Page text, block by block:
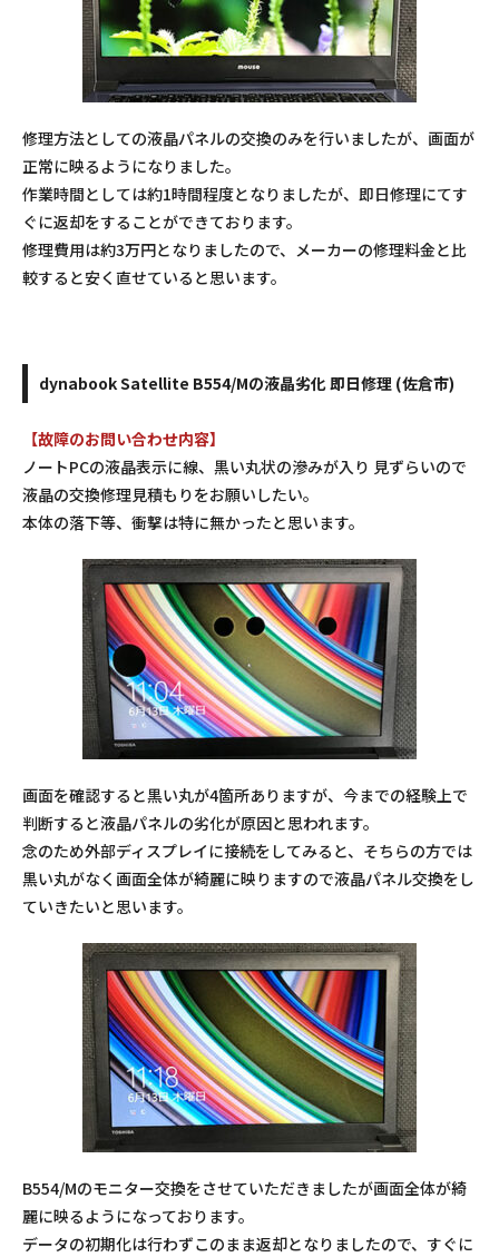
修理方法としての液晶パネルの交換のみを行いましたが、画面が
正常に映るようになりました。
作業時間としては約1時間程度となりましたが、即日修理にてす
ぐに返却をすることができております。
修理費用は約3万円となりましたので、メーカーの修理料金と比
較すると安く直せていると思います。
dynabook Satellite B554/Mの液晶劣化 即日修理 (佐倉市)
【故障のお問い合わせ内容】
ノートPCの液晶表示に線、黒い丸状の滲みが入り 見ずらいので
液晶の交換修理見積もりをお願いしたい。
本体の落下等、衝撃は特に無かったと思います。
画面を確認すると黒い丸が4箇所ありますが、今までの経験上で
判断すると液晶パネルの劣化が原因と思われます。
念のため外部ディスプレイに接続をしてみると、そちらの方では
黒い丸がなく画面全体が綺麗に映りますので液晶パネル交換をし
ていきたいと思います。
B554/Mのモニター交換をさせていただきましたが画面全体が綺
麗に映るようになっております。
データの初期化は行わずこのまま返却となりましたので、すぐに